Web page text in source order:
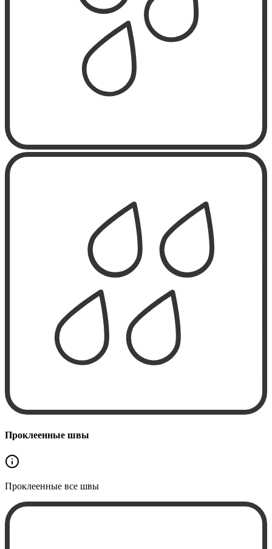
Проклеенные швы
Проклеенные все швы